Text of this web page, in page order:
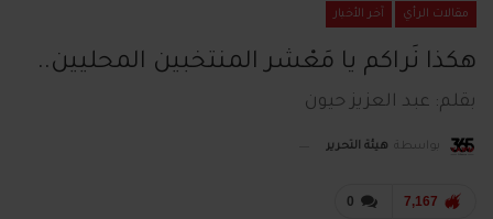
مقالات الرأي آخر الأخبار
هكذا نَراكم يا مَعْشر المنتخبين المحليين..
بقلم: عبد العزيز حيون
بواسطة هيئة التحرير
0 7,167